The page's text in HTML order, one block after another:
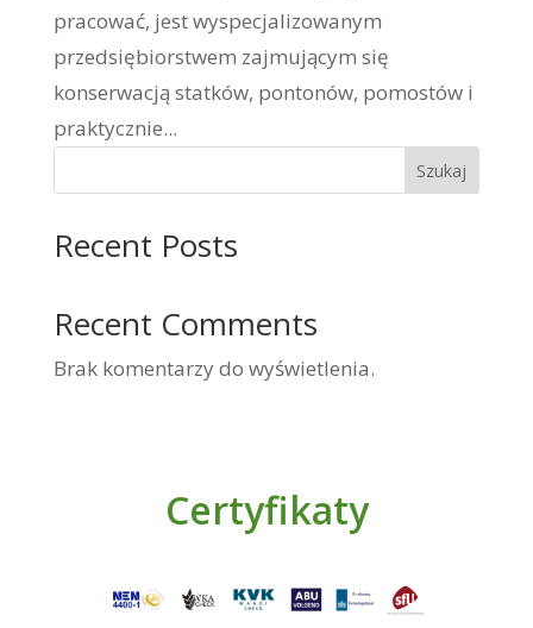
pracować, jest wyspecjalizowanym
przedsiębiorstwem zajmującym się
konserwacją statków, pontonów, pomostów i
praktycznie...
Szukaj
Recent Posts
Recent Comments
Brak komentarzy do wyświetlenia.
Certyfikaty